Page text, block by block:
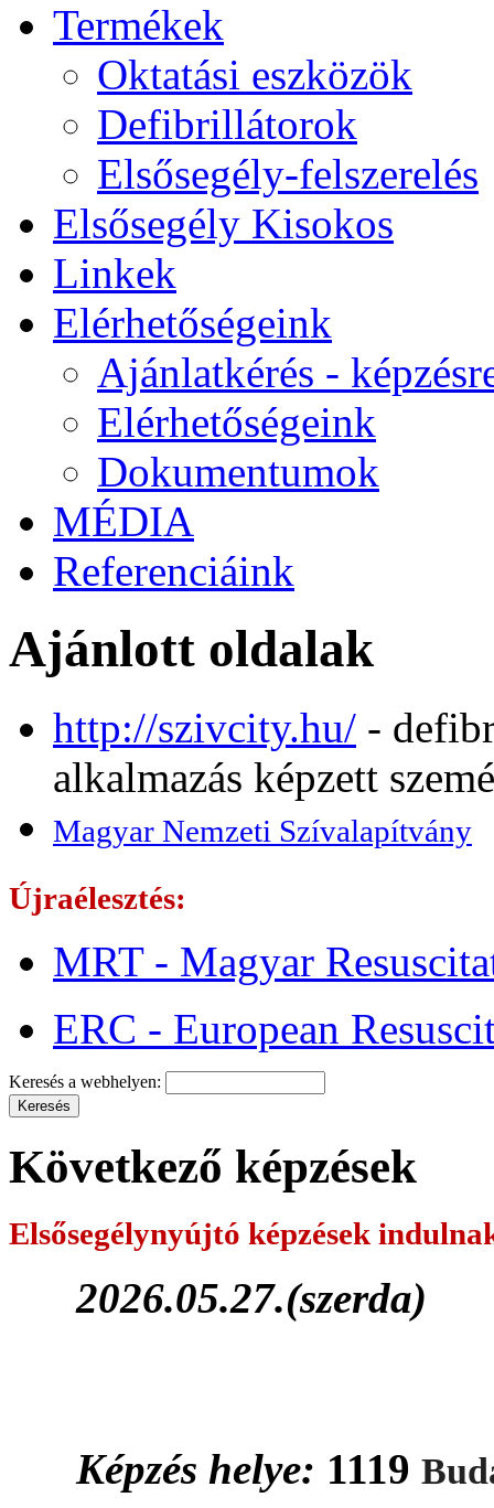
Termékek
Oktatási eszközök
Defibrillátorok
Elsősegély-felszerelés
Elsősegély Kisokos
Linkek
Elérhetőségeink
Ajánlatkérés -
Elérhetőségeink
Dokumentumok
MÉDIA
Referenciáink
Ajánlott oldalak
http://szivcity.hu/ -
alkalmazás képzett
Magyar Nemzeti Szívalapítvány
Újraélesztés:
MRT - Magyar
ERC - European
Keresés a webhelyen:
Következő képzések
Elsősegélynyújtó képzések
2026.05.27.(szerda)
Képzés helye: 1119